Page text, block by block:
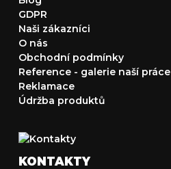
GDPR
Naši zákazníci
O nás
Obchodní podmínky
Reference - galerie naší práce
Reklamace
Údržba produktů
KONTAKTY